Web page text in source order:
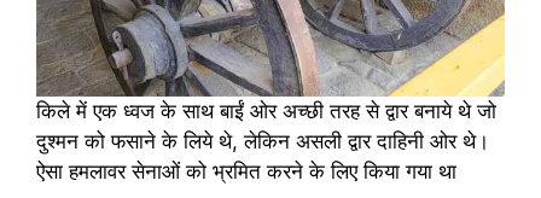
किले में एक ध्वज के साथ बाईं ओर अच्छी तरह से द्वार बनाये थे जो
दुश्मन को फसाने के लिये थे, लेकिन असली द्वार दाहिनी ओर थे।
ऐसा हमलावर सेनाओं को भ्रमित करने के लिए किया गया था